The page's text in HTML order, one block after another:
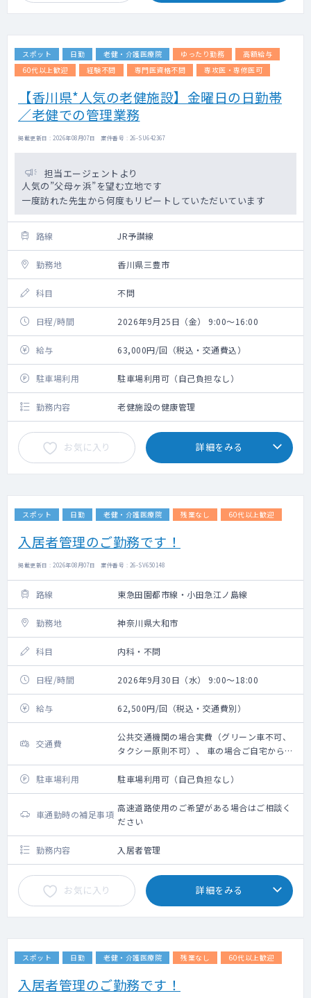
スポット 日勤 老健・介護医療院 ゆったり勤務
高額給与
60代以上歓迎
経験不問 専門医資格不問 専攻医・専修医可
【香川県*人気の老健施設】金曜日の日勤帯
／老健での管理業務
掲載更新日 : 2026年08月07日 案件番号 : 26-SU642367
担当エージェントより
人気の”父母ヶ浜”を望む立地です
一度訪れた先生から何度もリピートしていただいています
路線 JR予讃線
勤務地 香川県三豊市
科目 不問
日程/時間 2026年9月25日（金） 9:00～16:00
給与 63,000円/回（税込・交通費込）
駐車場利用 駐車場利用可（自己負担なし）
勤務内容 老健施設の健康管理
お気に入り 詳細をみる
スポット 日勤 老健・介護医療院 残業なし 60代以上歓迎
入居者管理のご勤務です！
掲載更新日 : 2026年08月07日 案件番号 : 26-SV650148
路線 東急田園都市線・小田急江ノ島線
勤務地 神奈川県大和市
科目 内科・不問
日程/時間 2026年9月30日（水） 9:00～18:00
給与 62,500円/回（税込・交通費別）
交通費
公共交通機関の場合実費（グリーン車不可、
タクシー原則不可）、 車の場合ご自宅からの
距離に応じ 規定に則り支給
駐車場利用
駐車場利用可（自己負担なし）
車通勤時の補足事項
高速道路使用のご希望がある場合はご相談く
ださい
勤務内容 入居者管理
お気に入り 詳細をみる
スポット 日勤 老健・介護医療院 残業なし 60代以上歓迎
入居者管理のご勤務です！